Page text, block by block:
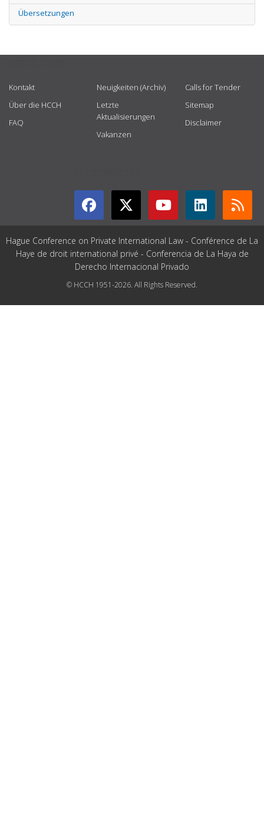
Übersetzungen
Kontakt
Über die HCCH
FAQ
Neuigkeiten (Archiv)
Letzte
Aktualisierungen
Vakanzen
Calls for Tender
Sitemap
Disclaimer
Hague Conference on Private International Law - Conférence de La
Haye de droit international privé - Conferencia de La Haya de
Derecho Internacional Privado
© HCCH 1951-2026. All Rights Reserved.